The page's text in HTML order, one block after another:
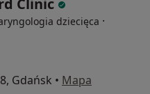
Clinic
dziecięca ·
Gdańsk • Mapa